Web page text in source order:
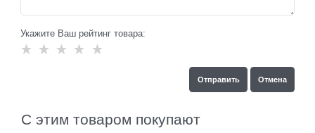
Укажите Ваш рейтинг товара:
С этим товаром покупают